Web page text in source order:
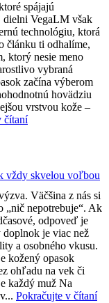
spájajú
dielni VegaLM však
technológiu, ktorá
článku ti odhalíme,
ktorý nesie meno
vybraná
začína výberom
hovädziu
vrstvou kože –
čítaní
vždy skvelou voľbou
Väčšina z nás si
„nič nepotrebuje“. Ak
odpoveď je
doplnok je viac než
a osobného vkusu.
kožený opasok
ohľadu na vek či
každý muž Na
Pokračujte v čítaní